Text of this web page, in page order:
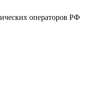
операторов РФ